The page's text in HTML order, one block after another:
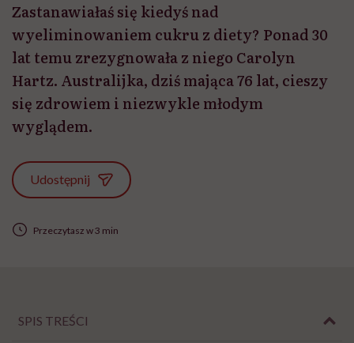
Zastanawiałaś się kiedyś nad
wyeliminowaniem cukru z diety? Ponad 30
lat temu zrezygnowała z niego Carolyn
Hartz. Australijka, dziś mająca 76 lat, cieszy
się zdrowiem i niezwykle młodym
wyglądem.
Udostępnij
Przeczytasz w 3 min
SPIS TREŚCI